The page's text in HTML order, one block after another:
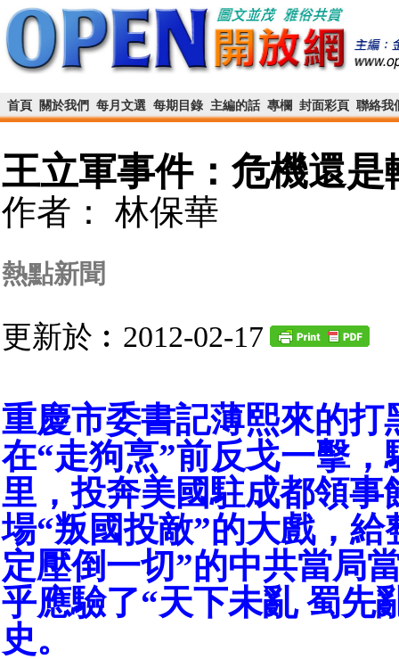
首頁 關於我們 每月文選 每期目錄 主編的話 專欄 封面彩頁 聯絡我
王立軍事件：危機還是
作者： 林保華
熱點新聞
更新於︰2012-02-17
重慶市委書記薄熙來的打
在“走狗烹”前反戈一擊，
里，投奔美國駐成都領事
場“叛國投敵”的大戲，給
定壓倒一切”的中共當局
乎應驗了“天下未亂 蜀先
史。